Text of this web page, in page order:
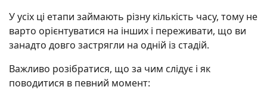
У усіх ці етапи займають різну кількість часу, тому не
варто орієнтуватися на інших і переживати, що ви
занадто довго застрягли на одній із стадій.
Важливо розібратися, що за чим слідує і як
поводитися в певний момент: